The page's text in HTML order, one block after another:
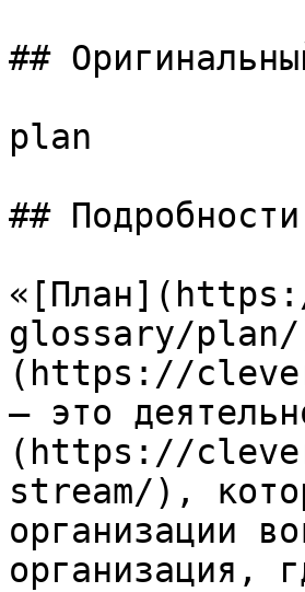
##
plan
## Подробности
glossary/
(https://
— это
(https://
stream/),
организации
организация,